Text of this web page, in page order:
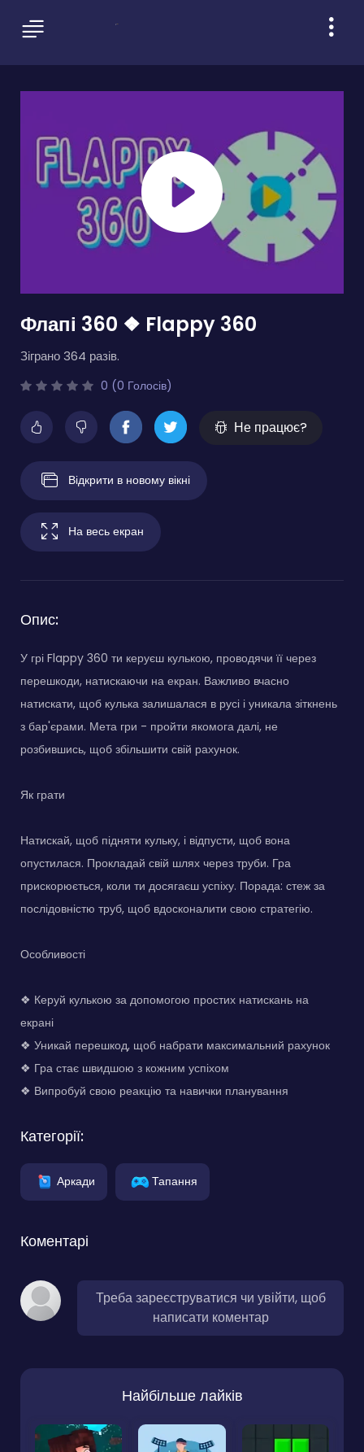
Флапі 360 ❖ Flappy 360
Зіграно 364 разів.
0 (0 Голосів)
Не працює?
Відкрити в новому вікні
На весь екран
Опис:
У грі Flappy 360 ти керуєш кулькою, проводячи її через
перешкоди, натискаючи на екран. Важливо вчасно
натискати, щоб кулька залишалася в русі і уникала зіткнень
з бар'єрами. Мета гри - пройти якомога далі, не
розбившись, щоб збільшити свій рахунок.
Як грати
Натискай, щоб підняти кульку, і відпусти, щоб вона
опустилася. Прокладай свій шлях через труби. Гра
прискорюється, коли ти досягаєш успіху. Порада: стеж за
послідовністю труб, щоб вдосконалити свою стратегію.
Особливості
❖ Керуй кулькою за допомогою простих натискань на
екрані
❖ Уникай перешкод, щоб набрати максимальний рахунок
❖ Гра стає швидшою з кожним успіхом
❖ Випробуй свою реакцію та навички планування
Категорії:
Аркади Тапання
Коментарі
Треба зареєструватися чи увійти, щоб
написати коментар
Найбільше лайків